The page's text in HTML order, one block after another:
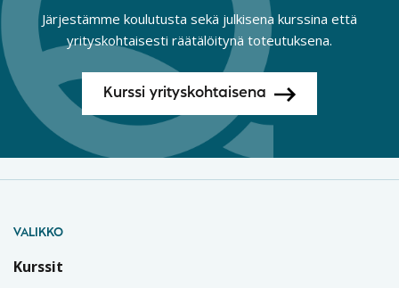
Järjestämme koulutusta sekä julkisena kurssina että
yrityskohtaisesti räätälöitynä toteutuksena.
Kurssi yrityskohtaisena
VALIKKO
Kurssit